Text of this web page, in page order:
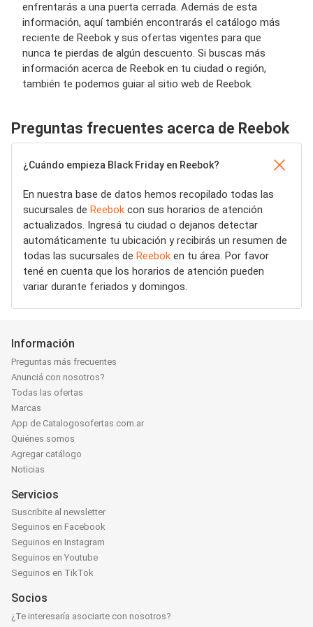
enfrentarás a una puerta cerrada. Además de esta
información, aquí también encontrarás el catálogo más
reciente de Reebok y sus ofertas vigentes para que
nunca te pierdas de algún descuento. Si buscas más
información acerca de Reebok en tu ciudad o región,
también te podemos guiar al sitio web de Reebok.
Preguntas frecuentes acerca de Reebok
¿Cuándo empieza Black Friday en Reebok?
En nuestra base de datos hemos recopilado todas las
sucursales de Reebok con sus horarios de atención
actualizados. Ingresá tu ciudad o dejanos detectar
automáticamente tu ubicación y recibirás un resumen de
todas las sucursales de Reebok en tu área. Por favor
tené en cuenta que los horarios de atención pueden
variar durante feriados y domingos.
Información
Preguntas más frecuentes
Anunciá con nosotros?
Todas las ofertas
Marcas
App de Catalogosofertas.com.ar
Quiénes somos
Agregar catálogo
Noticias
Servicios
Suscribite al newsletter
Seguinos en Facebook
Seguinos en Instagram
Seguinos en Youtube
Seguinos en TikTok
Socios
¿Te interesaría asociarte con nosotros?